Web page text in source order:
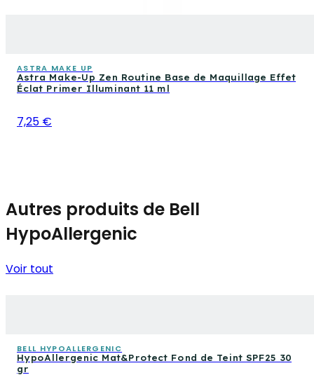
ASTRA MAKE UP
Astra Make-Up Zen Routine Base de Maquillage Effet
Éclat Primer Illuminant 11 ml
7,25 €
Autres produits de Bell
HypoAllergenic
Voir tout
BELL HYPOALLERGENIC
HypoAllergenic Mat&Protect Fond de Teint SPF25 30
gr